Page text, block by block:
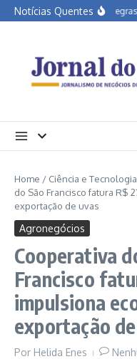
Ir para o conteúdo
Notícias QuentesNovas regras
Home / Ciência e Tecnologia
do São Francisco fatura R$
exportação de uvas
Agronegócios
Cooperativa
Francisco
impulsiona
exportação
Por Helida Enes